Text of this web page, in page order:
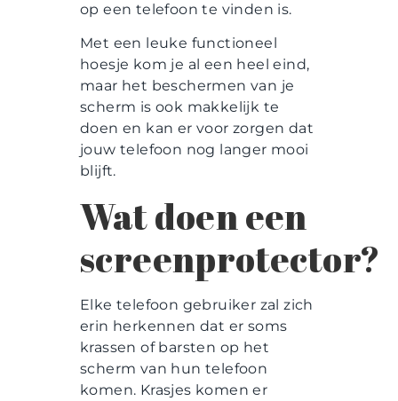
op een telefoon te vinden is.
Met een leuke functioneel
hoesje kom je al een heel eind,
maar het beschermen van je
scherm is ook makkelijk te
doen en kan er voor zorgen dat
jouw telefoon nog langer mooi
blijft.
Wat doen een
screenprotector?
Elke telefoon gebruiker zal zich
erin herkennen dat er soms
krassen of barsten op het
scherm van hun telefoon
komen. Krasjes komen er